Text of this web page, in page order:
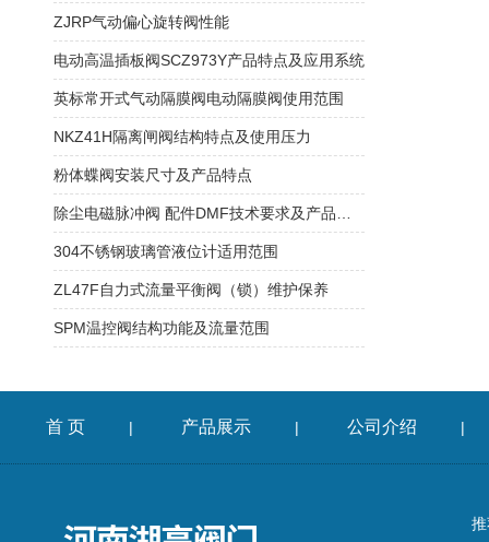
ZJRP气动偏心旋转阀性能
电动高温插板阀SCZ973Y产品特点及应用系统
英标常开式气动隔膜阀电动隔膜阀使用范围
NKZ41H隔离闸阀结构特点及使用压力
粉体蝶阀安装尺寸及产品特点
304不锈钢玻璃管液位计适用范围
ZL47F自力式流量平衡阀（锁）维护保养
SPM温控阀结构功能及流量范围
首 页 | 产品展示 | 公司介绍 |